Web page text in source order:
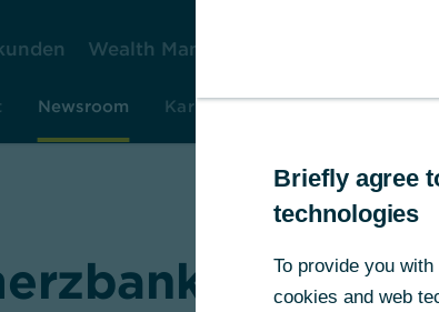
Wealth Management
Newsroom Karriere Investor Relations
und
Briefly agree
technologies
To provide you
cookies and web